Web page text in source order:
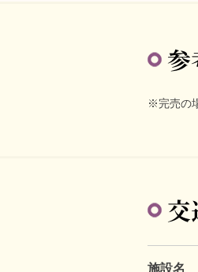
※完売の
交
施設名